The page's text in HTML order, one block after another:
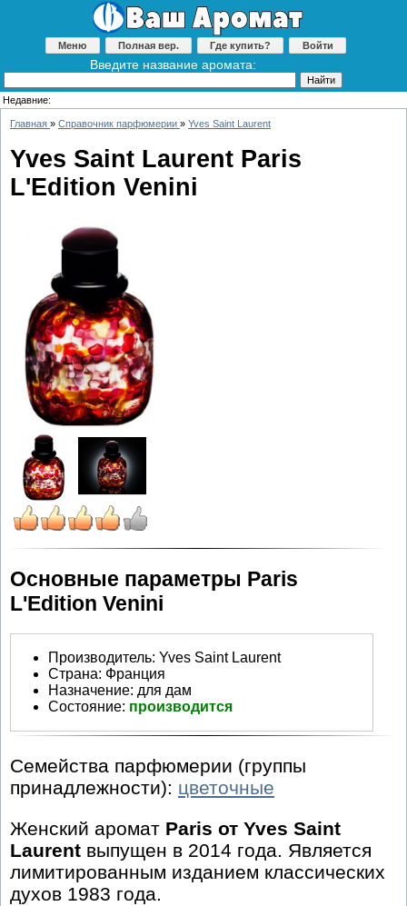
Меню Полная вер. Где купить? Войти
Введите название аромата:
Недавние:
Главная » Справочник парфюмерии » Yves Saint Laurent
Yves Saint Laurent Paris
L'Edition Venini
Основные параметры Paris
L'Edition Venini
Производитель: Yves Saint Laurent
Страна: Франция
Назначение: для дам
Состояние: производится
Семейства парфюмерии (группы
принадлежности): цветочные
Женский аромат Paris от Yves Saint
Laurent выпущен в 2014 года. Является
лимитированным изданием классических
духов 1983 года.